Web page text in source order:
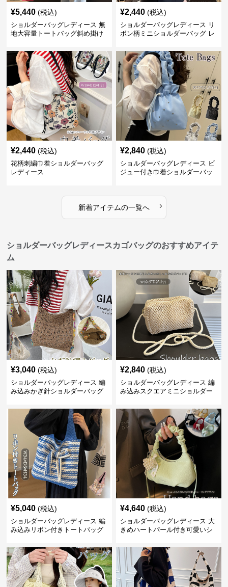
¥5,440 (税込)
ショルダーバッグレディース 無
地大容量トートバッグ斜め掛け
¥2,440 (税込)
ショルダーバッグレディース リ
ボン柄ミニショルダーバッグ レ
¥2,440 (税込)
花柄刺繍巾着ショルダーバッグ
レディース
¥2,840 (税込)
ショルダーバッグレディース ビ
ジュー付き巾着ショルダーバッ
新着アイテムの一覧へ ›
ショルダーバッグレディースカゴバッグのおすすめアイテ
ム
¥3,040 (税込)
ショルダーバッグレディース 編
み込みかぎ針ショルダーバッグ
¥2,840 (税込)
ショルダーバッグレディース 編
み込みスクエアミニショルダー
¥5,040 (税込)
ショルダーバッグレディース 編
み込みリボン付きトートバッグ
¥4,640 (税込)
ショルダーバッグレディース 大
きめハートパール付き可愛いシ